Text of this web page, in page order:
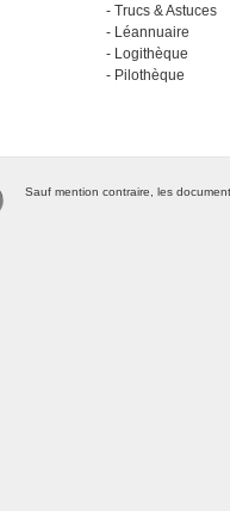
Trucs & Astuces
Léannuaire
Logithèque
Pilothèque
Sauf mention contraire, les